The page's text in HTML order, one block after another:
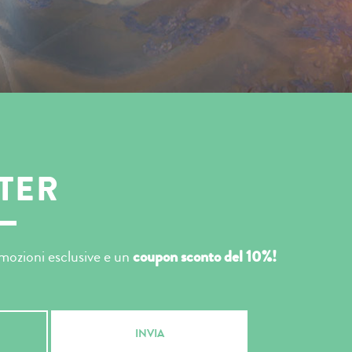
esclusive e uncoupon sconto del 10%!
INVIA